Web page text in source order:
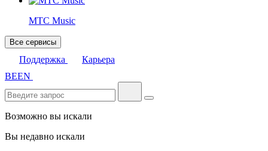
МТС Music
Все сервисы
Поддержка
Карьера
BEEN
Возможно вы искали
Вы недавно искали